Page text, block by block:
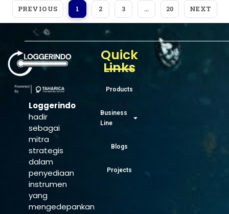
PREVIOUS 1 2 3 … 20 NEXT
Loggerindo
hadir
sebagai
mitra
strategis
dalam
penyediaan
instrumen
yang
mengedepankan
Quick
Links
Products
Business
Line
Blogs
Projects